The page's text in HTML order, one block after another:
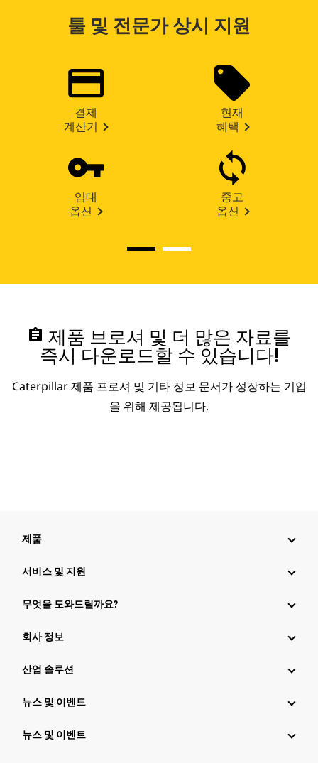
툴 및 전문가 상시 지원
결제
계산기
현재
혜택
임대
옵션
중고
옵션
assignment 제품 브로셔 및 더 많은 자료를
즉시 다운로드할 수 있습니다!
Caterpillar 제품 프로셔 및 기타 정보 문서가 성장하는 기업
을 위해 제공됩니다.
제품
서비스 및 지원
무엇을 도와드릴까요?
회사 정보
산업 솔루션
뉴스 및 이벤트
뉴스 및 이벤트